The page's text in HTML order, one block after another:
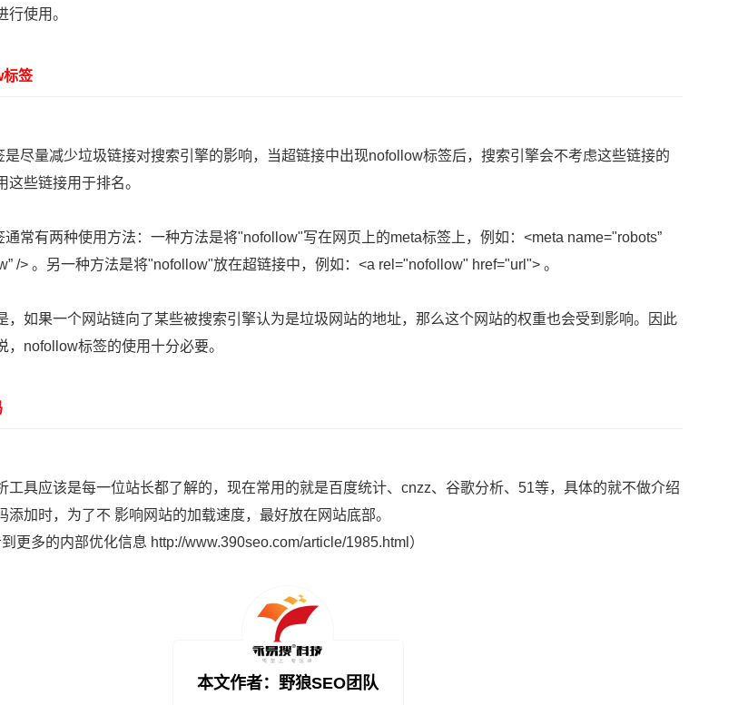
行使用。
签
量减少垃圾链接对搜索引擎的影响，当超链接中出现nofollow标签后，搜索引擎会不考虑这些链接的
这些链接用于排名。
有两种使用方法：一种方法是将"nofollow"写在网页上的meta标签上，例如：<meta name="robots”
/> 。另一种方法是将"nofollow"放在超链接中，例如：<a rel="nofollow" href="url"> 。
如果一个网站链向了某些被搜索引擎认为是垃圾网站的地址，那么这个网站的权重也会受到影响。因此
，nofollow标签的使用十分必要。
具应该是每一位站长都了解的，现在常用的就是百度统计、cnzz、谷歌分析、51等，具体的就不做介绍
添加时，为了不 影响网站的加载速度，最好放在网站底部。
更多的内部优化信息 http://www.390seo.com/article/1985.html ）
本文作者：野狼SEO团队